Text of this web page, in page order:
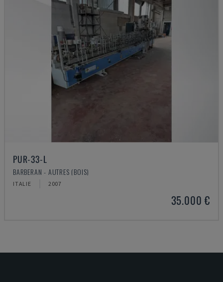
PUR-33-L
BARBERAN - AUTRES (BOIS)
ITALIE 2007
35.000 €